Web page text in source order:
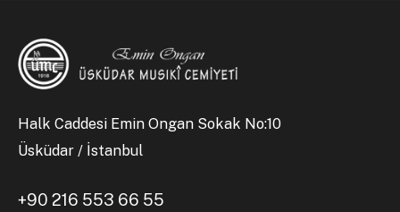
Halk Caddesi Emin Ongan Sokak No:10
Üsküdar / İstanbul
+90 216 553 66 55